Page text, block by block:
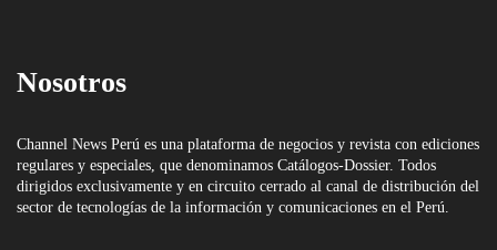
Nosotros
Channel News Perú es una plataforma de negocios y revista con ediciones
regulares y especiales, que denominamos Catálogos-Dossier. Todos
dirigidos exclusivamente y en circuito cerrado al canal de distribución del
sector de tecnologías de la información y comunicaciones en el Perú.